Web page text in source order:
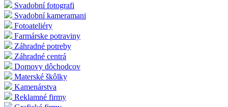
Svadobní fotografi
Svadobní kameramani
Fotoateliéry
Farmárske potraviny
Záhradné potreby
Záhradné centrá
Domovy dôchodcov
Materské škôlky
Kamenárstva
Reklamné firmy